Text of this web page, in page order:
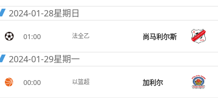
2024-01-28星期日
01:00 法全乙 尚马利尔斯
2024-01-29星期一
00:00 以篮超 加利尔